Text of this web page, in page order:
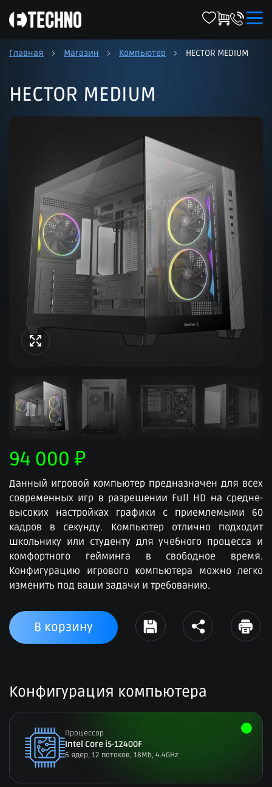
Главная Магазин Компьютер HECTOR MEDIUM
HECTOR MEDIUM
94 000 ₽
Данный игровой компьютер предназначен для всех
современных игр в разрешении Full HD на средне-
высоких настройках графики с приемлемыми 60
кадров в секунду. Компьютер отлично подходит
школьнику или студенту для учебного процесса и
комфортного гейминга в свободное время.
Конфигурацию игрового компьютера можно легко
изменить под ваши задачи и требованию.
В корзину
Конфигурация компьютера
Процессор
Intel Core i5-12400F
6 ядер, 12 потоков, 18Мb, 4.4GHz